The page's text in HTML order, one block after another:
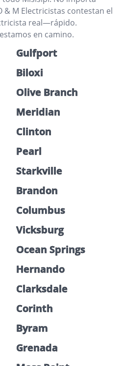
& M Electricistas contestan el
real—rápido.
en camino.
Gulfport
Biloxi
Olive Branch
Meridian
Clinton
Pearl
Starkville
Brandon
Columbus
Vicksburg
Ocean Springs
Hernando
Clarksdale
Corinth
Byram
Grenada